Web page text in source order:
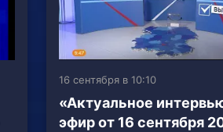
16 сентября в 10:10
«Актуальное
эфир от 16 сентября